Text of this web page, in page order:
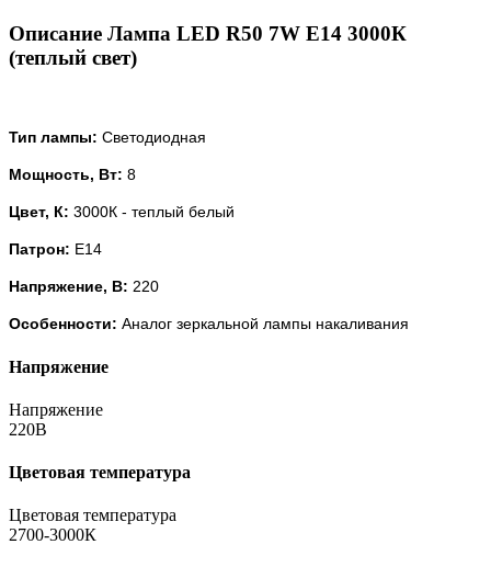
Описание Лампа LED R50 7W E14 3000К
(теплый свет)
Тип лампы: Светодиодная
Мощность, Вт: 8
Цвет, К: 3000К - теплый белый
Патрон: Е14
Напряжение, В: 220
Особенности: Аналог зеркальной лампы накаливания
Напряжение
Напряжение
220В
Цветовая температура
Цветовая температура
2700-3000К